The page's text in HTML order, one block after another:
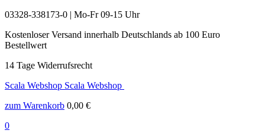
03328-338173-0 | Mo-Fr 09-15 Uhr
Kostenloser Versand innerhalb Deutschlands ab 100 Euro
Bestellwert
14 Tage Widerrufsrecht
Scala Webshop Scala Webshop
zum Warenkorb 0,00 €
0